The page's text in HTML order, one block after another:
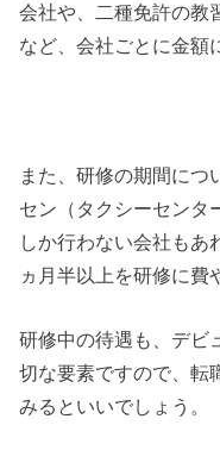
会社や、二種免許の教
など、会社ごとに金額
また、研修の期間につ
セン（タクシーセンタ
しか行わない会社もあ
ヵ月半以上を研修に費
研修中の待遇も、デビ
切な要素ですので、転
みるといいでしょう。